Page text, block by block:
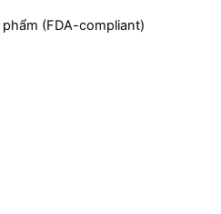
(FDA-compliant)